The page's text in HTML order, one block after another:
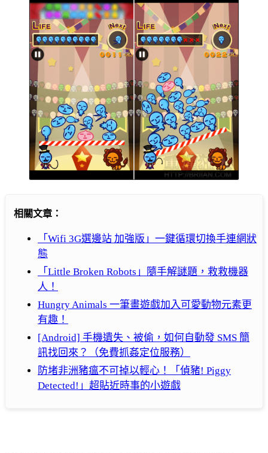
相關文章：
「Wifi 3G選邊站 加強版」一鍵循環切換手連網狀
態
「Little Broken Robots」隨手解謎題，救救機器
人！
Hungry Animals 一筆畫遊戲加入可愛動物元素更
有趣！
[Android] 手機遺失、被偷，如何自動發 SMS 簡
訊找回來？（免費抓姦定位服務）
防堵非洲豬瘟不可掉以輕心！「偵豬! Piggy
Detected!」超貼近時事的小遊戲